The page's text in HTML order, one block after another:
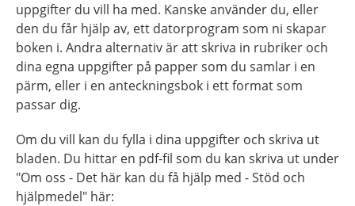
uppgifter du vill ha med. Kanske använder du, eller
den du får hjälp av, ett datorprogram som ni skapar
boken i. Andra alternativ är att skriva in rubriker och
dina egna uppgifter på papper som du samlar i en
pärm, eller i en anteckningsbok i ett format som
passar dig.
Om du vill kan du fylla i dina uppgifter och skriva ut
bladen. Du hittar en pdf-fil som du kan skriva ut under
"Om oss - Det här kan du få hjälp med - Stöd och
hjälpmedel" här: